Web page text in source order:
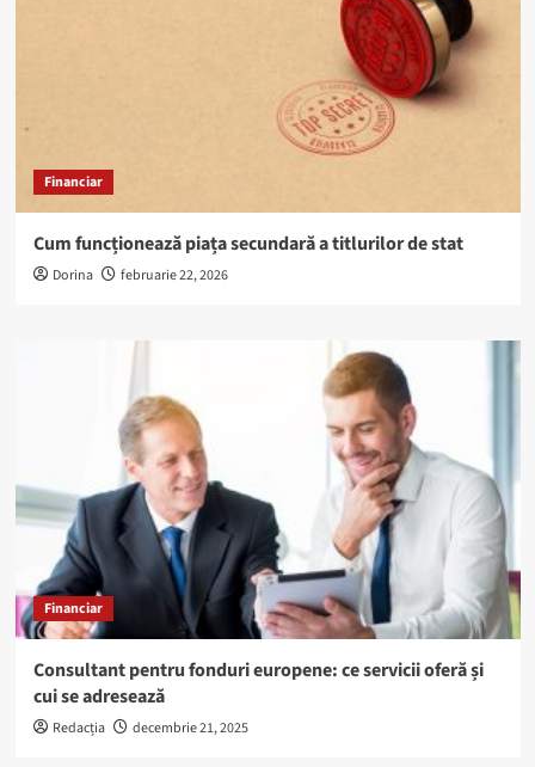
Financiar
Cum funcționează piața secundară a titlurilor de stat
Dorina februarie 22, 2026
Financiar
Consultant pentru fonduri europene: ce servicii oferă și
cui se adresează
Redacția decembrie 21, 2025